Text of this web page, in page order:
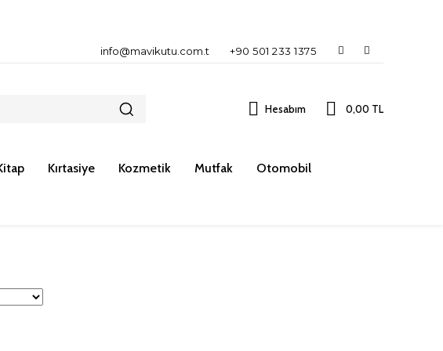
info@mavikutu.com.t +90 501 233 1375
Hesabım 0,00 TL
Kırtasiye Kozmetik Mutfak Otomobil